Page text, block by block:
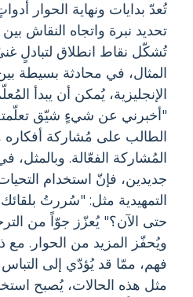
تُعدّ بدايات ونهاية الحوار
تحديد نبرة واتجاه النقاش
تُشكّل نقاط انطلاق لتبادلٍ
المثال، في محادثة بسيطة
الإنجليزية، يُمكن أن يبدأ
"أخبرني عن شيءٍ شيّق تعلّمته
الطالب على مُشاركة
المُشاركة الفعّالة. وبالمثل،
جديدين، فإنّ استخدام
التمهيدية مثل: "سُررتُ
حتى الآن؟" يُعزّز جوّاً من
ويُحفّز المزيد من الحوار.
فهم، ممّا قد يُؤدّي إلى
مثل هذه الحالات، يُصبح